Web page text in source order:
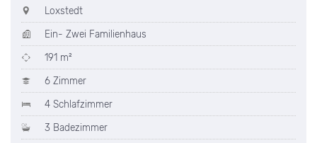
Loxstedt
Ein- Zwei Familienhaus
191 m²
6 Zimmer
4 Schlafzimmer
3 Badezimmer